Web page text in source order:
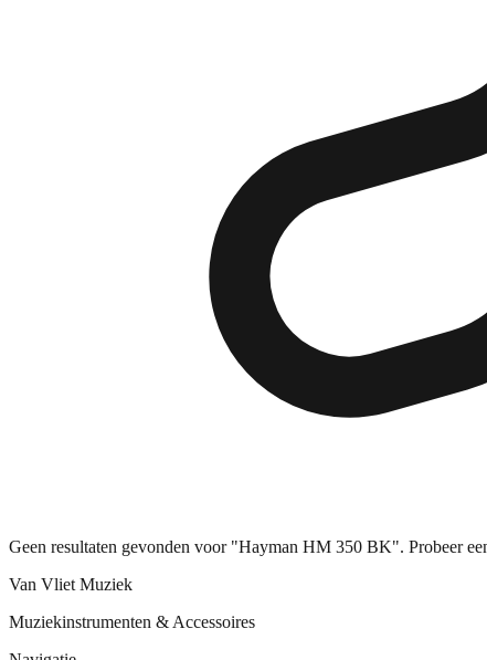
Geen resultaten gevonden voor "Hayman HM 350 BK". Probeer
Van Vliet Muziek
Muziekinstrumenten & Accessoires